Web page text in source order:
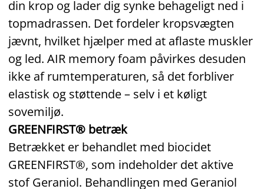
din krop og lader dig synke behageligt ned i
topmadrassen. Det fordeler kropsvægten
jævnt, hvilket hjælper med at aflaste muskler
og led. AIR memory foam påvirkes desuden
ikke af rumtemperaturen, så det forbliver
elastisk og støttende – selv i et køligt
sovemiljø.
GREENFIRST® betræk
Betrækket er behandlet med biocidet
GREENFIRST®, som indeholder det aktive
stof Geraniol. Behandlingen med Geraniol